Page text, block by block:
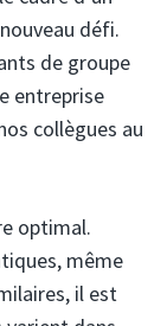
défi.
de groupe
entreprise
collègues au
optimal.
même
il est